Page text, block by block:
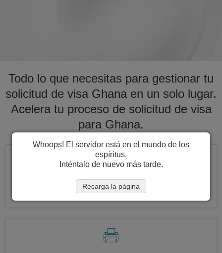
Todo lo que necesitas para gestionar tu
solicitud de visa Ghana en un solo lugar.
Acelera tu proceso de solicitud de visa
para Ghana.
Solicite varias visas a la vezautomáticamente, sin necesidad
de ingresar información repetitiva
Whoops! El servidor está en el mundo de los
espíritus.
Inténtalo de nuevo más tarde.
Recarga la página